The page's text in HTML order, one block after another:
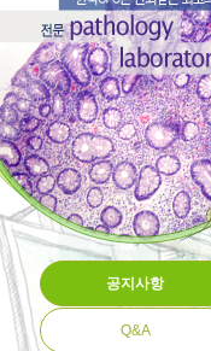
공지사항
Q&A